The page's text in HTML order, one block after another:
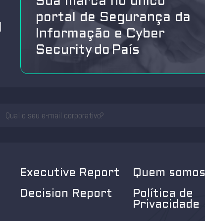
portal de Segurança da
Informação e Cyber
Security do País
Executive Report
Decision Report
Quem somos
Política de
Privacidade